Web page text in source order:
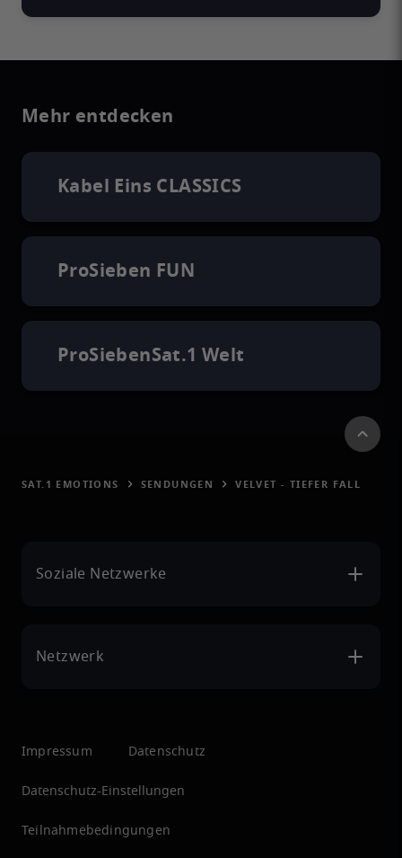
Mehr entdecken
Kabel Eins CLASSICS
ProSieben FUN
ProSiebenSat.1 Welt
SAT.1 EMOTIONS SENDUNGEN VELVET - TIEFER FALL
Soziale Netzwerke
Netzwerk
Impressum Datenschutz
Datenschutz-Einstellungen
Teilnahmebedingungen